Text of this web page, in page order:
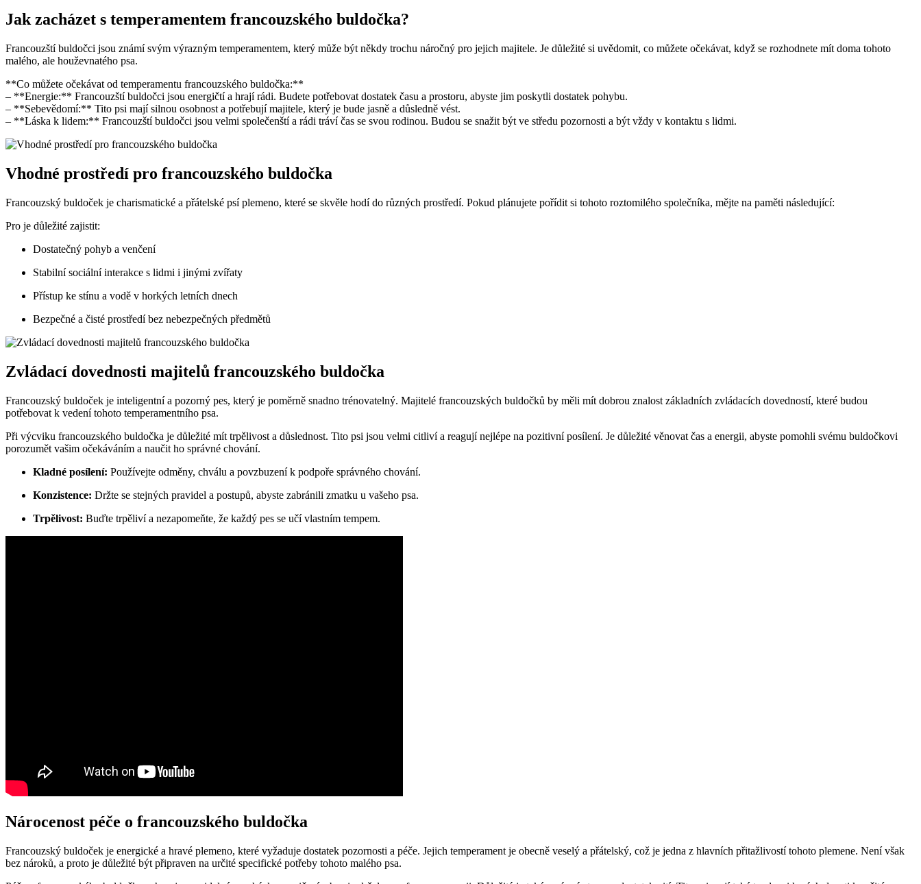
Jak zacházet s temperamentem francouzského buldočka?
Francouzští buldočci jsou známí svým výrazným temperamentem, který může být někdy trochu náročný pro jejich majitele. Je důležité si uvědomit, co můžete očekávat, když se rozhodnete mít doma tohoto
malého, ale houževnatého psa.
**Co můžete očekávat od temperamentu francouzského buldočka:**
– **Energie:** Francouzští buldočci jsou energičtí a hrají rádi. Budete potřebovat dostatek času a prostoru, abyste jim poskytli dostatek pohybu.
– **Sebevědomí:** Tito psi mají silnou osobnost a potřebují majitele, který je bude jasně a důsledně vést.
– **Láska k lidem:** Francouzští buldočci jsou velmi společenští a rádi tráví čas se svou rodinou. Budou se snažit být ve středu pozornosti a být vždy v kontaktu s lidmi.
Vhodné prostředí pro francouzského buldočka
Francouzský buldoček je charismatické a přátelské psí plemeno, které se skvěle hodí do různých prostředí. Pokud plánujete pořídit si tohoto roztomilého společníka, mějte na paměti následující:
Pro je důležité zajistit:
Dostatečný pohyb a venčení
Stabilní sociální interakce s lidmi i jinými zvířaty
Přístup ke stínu a vodě v horkých letních dnech
Bezpečné a čisté prostředí bez nebezpečných předmětů
Zvládací dovednosti majitelů francouzského buldočka
Francouzský buldoček je inteligentní a pozorný pes, který je poměrně snadno trénovatelný. Majitelé francouzských buldočků by měli mít dobrou znalost základních zvládacích dovedností, které budou
potřebovat k vedení tohoto temperamentního psa.
Při výcviku francouzského buldočka je důležité mít trpělivost a důslednost. Tito psi jsou velmi citliví a reagují nejlépe na pozitivní posílení. Je důležité věnovat čas a energii, abyste pomohli svému buldočkovi
porozumět vašim očekáváním a naučit ho správné chování.
Kladné posílení: Používejte odměny, chválu a povzbuzení k podpoře správného chování.
Konzistence: Držte se stejných pravidel a postupů, abyste zabránili zmatku u vašeho psa.
Trpělivost: Buďte trpěliví a nezapomeňte, že každý pes se učí vlastním tempem.
Nárocenost péče o francouzského buldočka
Francouzský buldoček je energické a hravé plemeno, které vyžaduje dostatek pozornosti a péče. Jejich temperament je obecně veselý a přátelský, což je jedna z hlavních přitažlivostí tohoto plemene. Není však
bez nároků, a proto je důležité být připraven na určité specifické potřeby tohoto malého psa.